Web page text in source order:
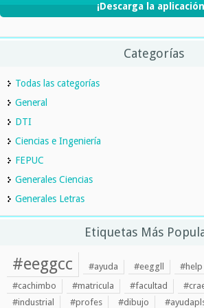
¡Descarga la
Categorías
Todas las categorías
General
DTI
Ciencias e Ingeniería
FEPUC
Generales Ciencias
Generales Letras
Etiquetas Más
#eeggcc #ayuda #eeggll #help
#cachimbo
#matricula #facultad
#industrial
#profes #dibujo